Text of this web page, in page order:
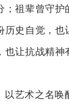
；祖辈曾守护
历史自觉，也
也让抗战精神
以艺术之名唤